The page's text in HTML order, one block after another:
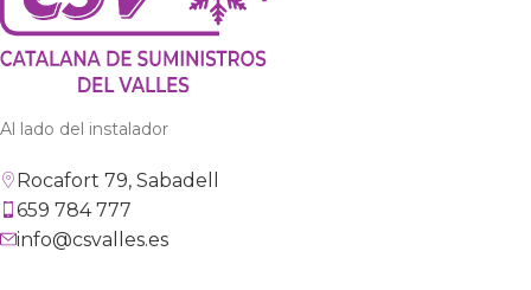
Al lado del instalador
Rocafort 79, Sabadell
659 784 777
info@csvalles.es